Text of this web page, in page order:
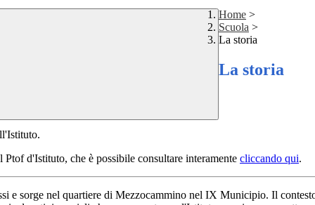
Home >
Scuola >
La storia
La storia
d'Istituto, che è possibile consultare interamente cliccando qui.
sorge nel quartiere di Mezzocammino nel IX Municipio. Il